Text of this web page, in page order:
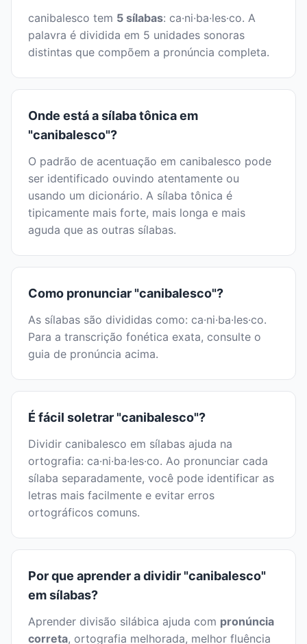
canibalesco tem 5 sílabas: ca·ni·ba·les·co. A
palavra é dividida em 5 unidades sonoras
distintas que compõem a pronúncia completa.
Onde está a sílaba tônica em
"canibalesco"?
O padrão de acentuação em canibalesco pode
ser identificado ouvindo atentamente ou
usando um dicionário. A sílaba tônica é
tipicamente mais forte, mais longa e mais
aguda que as outras sílabas.
Como pronunciar "canibalesco"?
As sílabas são divididas como: ca·ni·ba·les·co.
Para a transcrição fonética exata, consulte o
guia de pronúncia acima.
É fácil soletrar "canibalesco"?
Dividir canibalesco em sílabas ajuda na
ortografia: ca·ni·ba·les·co. Ao pronunciar cada
sílaba separadamente, você pode identificar as
letras mais facilmente e evitar erros
ortográficos comuns.
Por que aprender a dividir "canibalesco"
em sílabas?
Aprender divisão silábica ajuda com pronúncia
correta, ortografia melhorada, melhor fluência